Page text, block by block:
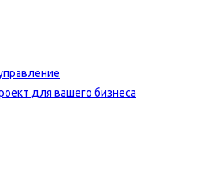
для вашего бизнеса​